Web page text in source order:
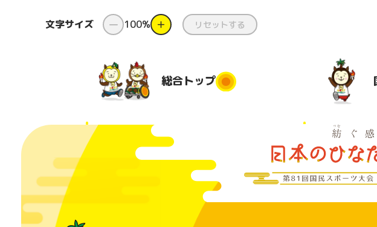
文字サイズ ー 100% ＋ リセットする
総合トップ
総合トップ
ダンス
ダンス出前授
国スポト